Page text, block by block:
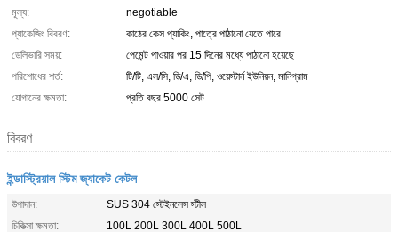
মূল্য:
negotiable
প্যাকেজিং বিবরণ:
কাঠের কেস প্যাকিং, পাত্রে পাঠানো যেতে পারে
ডেলিভারি সময়:
পেমেন্ট পাওয়ার পর 15 দিনের মধ্যে পাঠানো হয়েছে
পরিশোধের শর্ত:
টি/টি, এল/সি, ডি/এ, ডি/পি, ওয়েস্টার্ন ইউনিয়ন, মানিগ্রাম
যোগানের ক্ষমতা:
প্রতি বছর 5000 সেট
বিবরণ
ইন্ডাস্ট্রিয়াল স্টিম জ্যাকেট কেটল
উপাদান:
SUS 304 স্টেইনলেস স্টীল
চিকিত্সা ক্ষমতা:
100L 200L 300L 400L 500L